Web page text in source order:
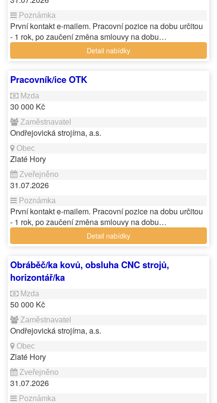
První kontakt e-mailem. Pracovní pozice na dobu určitou
- 1 rok, po zaučení změna smlouvy na dobu…
Detail nabídky
Pracovník/ice OTK
30 000 Kč
Ondřejovická strojírna, a.s.
Zlaté Hory
31.07.2026
První kontakt e-mailem. Pracovní pozice na dobu určitou
- 1 rok, po zaučení změna smlouvy na dobu…
Detail nabídky
Obráběč/ka kovů, obsluha CNC strojů,
horizontář/ka
50 000 Kč
Ondřejovická strojírna, a.s.
Zlaté Hory
31.07.2026